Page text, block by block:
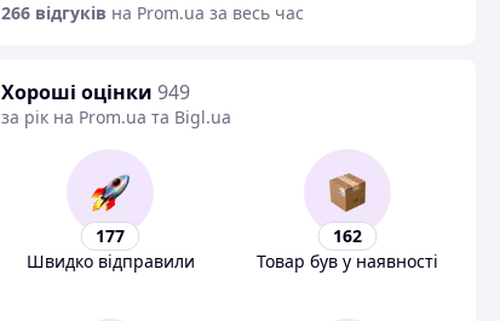
266 відгуків на Prom.ua за весь час
Хороші оцінки 949
за рік на Prom.ua та Bigl.ua
177
Швидко відправили
162
Товар був у наявності